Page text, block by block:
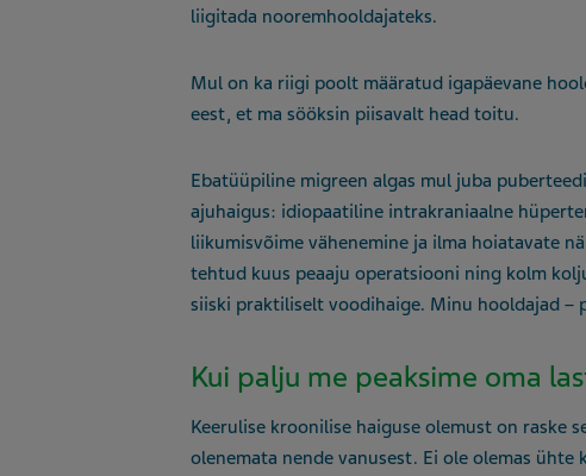
liigitada nooremhooldajateks.
Mul on ka riigi poolt määratud igapäevane
eest, et ma sööksin piisavalt head toitu.
Ebatüüpiline migreen algas mul juba
ajuhaigus: idiopaatiline intrakraniaalne
liikumisvõime vähenemine ja ilma hoiatavate
tehtud kuus peaaju operatsiooni ning kolm
siiski praktiliselt voodihaige. Minu hooldajad –
Kui palju me peaksime oma
Keerulise kroonilise haiguse olemust on raske
olenemata nende vanusest. Ei ole olemas